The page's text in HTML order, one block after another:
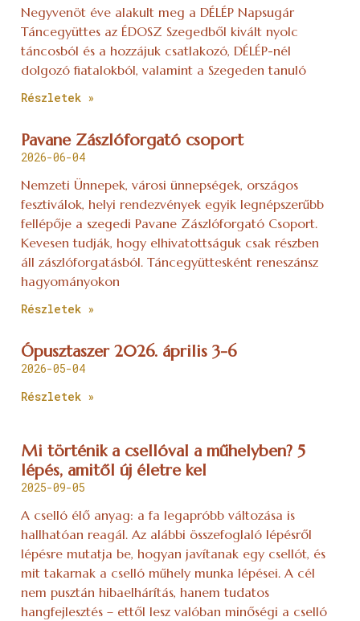
Negyvenöt éve alakult meg a DÉLÉP Napsugár
Táncegyüttes az ÉDOSZ Szegedből kivált nyolc
táncosból és a hozzájuk csatlakozó, DÉLÉP-nél
dolgozó fiatalokból, valamint a Szegeden tanuló
Részletek »
Pavane Zászlóforgató csoport
2026-06-04
Nemzeti Ünnepek, városi ünnepségek, országos
fesztiválok, helyi rendezvények egyik legnépszerűbb
fellépője a szegedi Pavane Zászlóforgató Csoport.
Kevesen tudják, hogy elhivatottságuk csak részben
áll zászlóforgatásból. Táncegyüttesként reneszánsz
hagyományokon
Részletek »
Ópusztaszer 2026. április 3-6
2026-05-04
Részletek »
Mi történik a csellóval a műhelyben? 5
lépés, amitől új életre kel
2025-09-05
A cselló élő anyag: a fa legapróbb változása is
hallhatóan reagál. Az alábbi összefoglaló lépésről
lépésre mutatja be, hogyan javítanak egy csellót, és
mit takarnak a cselló műhely munka lépései. A cél
nem pusztán hibaelhárítás, hanem tudatos
hangfejlesztés – ettől lesz valóban minőségi a cselló